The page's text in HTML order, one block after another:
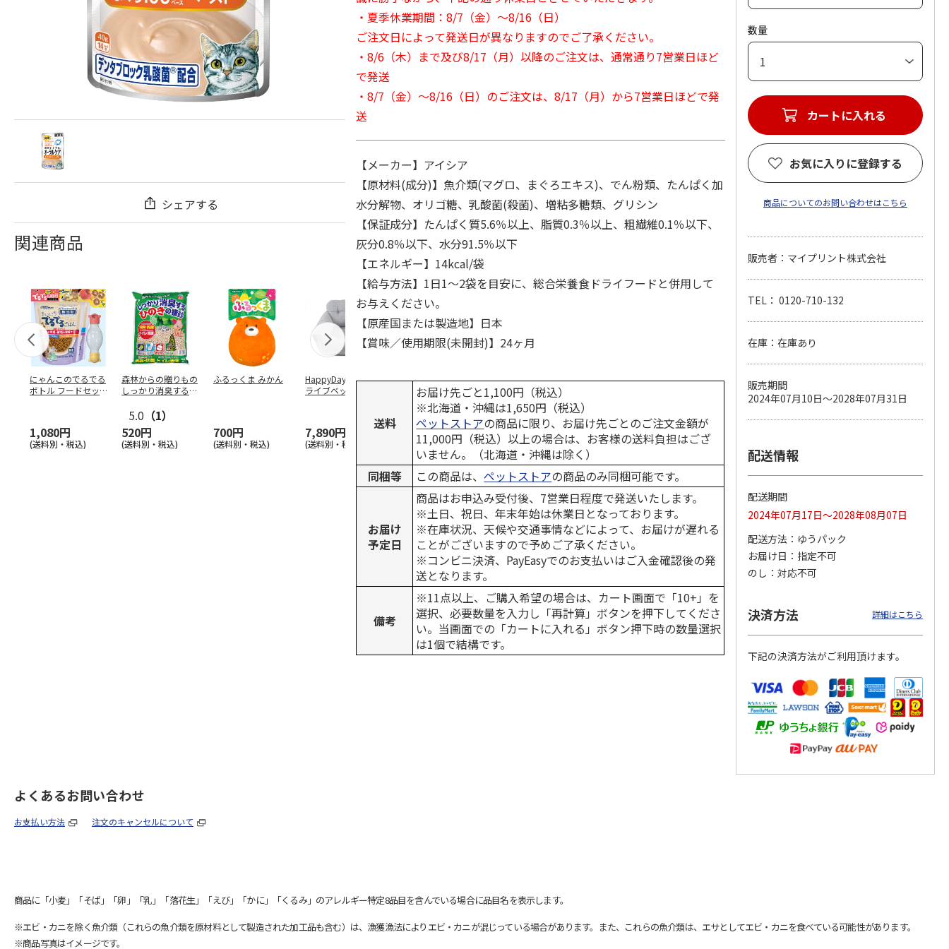
シェアする
関連商品
にゃんこのでるでる
ボトル フードセッ
1,080円
(送料別・税込)
森林からの贈りもの
しっかり消臭するひ
5.0 （1）
520円
(送料別・税込)
ふるっくま みかん
700円
(送料別・税込)
HappyDays 2wayド
ライブベッド グレ
7,890円
(送料別・税込)
獣医師開発 ニオイ
をとる砂専用 猫ト
イレ ナチュラルグ
1,550円
(送料別・税込)
デオトイレ 飛び散
らない消臭・抗菌サ
ンド 4L
1,320円
(送料別・税込)
無添加良品 カムカ
ぐるぐるボーン型 S
…
470円
(送料別・税込)
銀のスプーン パウ
120円
(送料別・税込)
ペット線香 虹のか
なた フルーティフ
ローラルの香り
・夏季休業期間：8/7（金）～8/16（日）
ご注文日によって発送日が異なりますのでご了承ください。
・8/6（木）まで及び8/17（月）以降のご注文は、通常通り7営業日ほど
で発送
・8/7（金）～8/16（日）のご注文は、8/17（月）から7営業日ほどで発
送
【メーカー】アイシア
【原材料(成分)】魚介類(マグロ、まぐろエキス)、でん粉類、たんぱく加
水分解物、オリゴ糖、乳酸菌(殺菌)、増粘多糖類、グリシン
【保証成分】たんぱく質5.6％以上、脂質0.3％以上、粗繊維0.1％以下、
灰分0.8％以下、水分91.5％以下
【エネルギー】14kcal/袋
【給与方法】1日1～2袋を目安に、総合栄養食ドライフードと併用して
お与えください。
【原産国または製造地】日本
【賞味／使用期限(未開封)】24ヶ月
送料
お届け先ごと1,100円（税込）
※北海道・沖縄は1,650円（税込）
ペットストアの商品に限り、お届け先ごとのご注文金額が
11,000円（税込）以上の場合は、お客様の送料負担はござ
いません。（北海道・沖縄は除く）
同梱等
この商品は、ペットストアの商品のみ同梱可能です。
お届け
予定日
商品はお申込み受付後、7営業日程度で発送いたします。
※土日、祝日、年末年始は休業日となっております。
※在庫状況、天候や交通事情などによって、お届けが遅れる
ことがございますので予めご了承ください。
※コンビニ決済、PayEasyでのお支払いはご入金確認後の発
送となります。
備考
※11点以上、ご購入希望の場合は、カート画面で「10+」を
選択、必要数量を入力し「再計算」ボタンを押下してくださ
い。当画面での「カートに入れる」ボタン押下時の数量選択
は1個で結構です。
数量
カートに入れる
お気に入りに登録する
商品についてのお問い合わせはこちら
販売者：マイプリント株式会社
TEL： 0120-710-132
在庫：在庫あり
販売期間
2024年07月10日～2028年07月31日
配送情報
配送期間
2024年07月17日～2028年08月07日
配送方法
ゆうパック
お届け日
指定不可
のし
対応不可
決済方法 詳細はこちら
下記の決済方法がご利用頂けます。
よくあるお問い合わせ
お支払い方法 注文のキャンセルについて
商品に「小麦」「そば」「卵」「乳」「落花生」「えび」「かに」「くるみ」のアレルギー特定8品目を含んでいる場合に品目名を表示します。
※エビ・カニを除く魚介類（これらの魚介類を原材料として製造された加工品も含む）は、漁獲漁法によりエビ・カニが混じっている場合があります。また、これらの魚介類は、エサとしてエビ・カニを食べている可能性があります。
※商品写真はイメージです。